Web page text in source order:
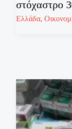
στόχαστρο
Ελλάδα,